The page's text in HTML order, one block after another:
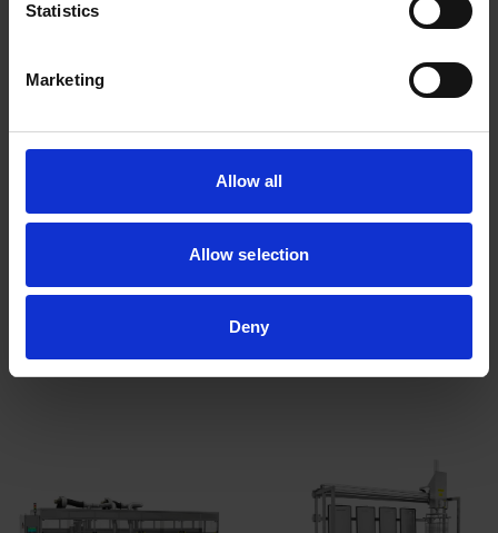
Statistics
Marketing
Allow all
Allow selection
Deny
Processtrin
Kurv- og materialehåndtering
Automationsfunktioner